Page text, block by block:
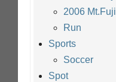
2006 Mt.Fuji
Run
Sports
Soccer
Spot